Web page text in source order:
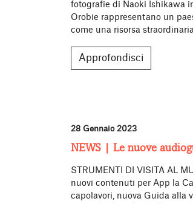
fotografie di Naoki Ishikawa
Orobie rappresentano un
come una risorsa
Approfondisci
28 Gennaio 2023
NEWS | Le nuove
STRUMENTI DI VISITA AL
nuovi contenuti per App la
capolavori, nuova Guida alla